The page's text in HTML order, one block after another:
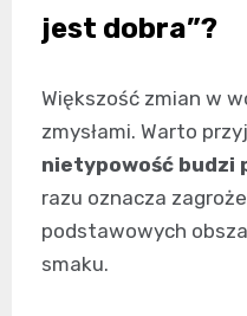
jest dobra”?
Większość zmian w
zmysłami. Warto
nietypowość budzi
razu oznacza
podstawowych
smaku.